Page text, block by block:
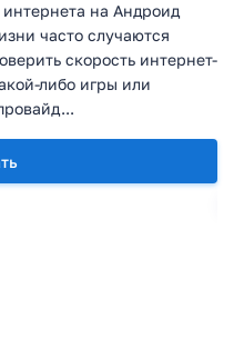
интернета на Андроид
часто случаются
скорость интернет-
либо игры или